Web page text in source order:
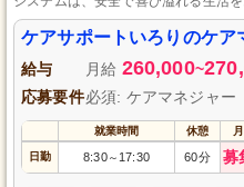
の心を持って支持され、島根県大田
の心と体の自己磨きをサポートし、
ケアサポートいろりのケア
給与 月給 260,000~
応募要件必須: ケアマネジャー
就業時間 休憩 月
日勤 8:30～ 17:30 60分 募